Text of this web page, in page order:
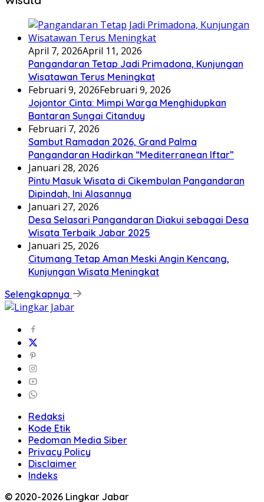
April 7, 2026April 11, 2026
Pangandaran Tetap Jadi Primadona, Kunjungan
Wisatawan Terus Meningkat
Februari 9, 2026Februari 9, 2026
Jojontor Cinta: Mimpi Warga Menghidupkan
Bantaran Sungai Citanduy
Februari 7, 2026
Sambut Ramadan 2026, Grand Palma
Pangandaran Hadirkan “Mediterranean Iftar”
Januari 28, 2026
Pintu Masuk Wisata di Cikembulan Pangandaran
Dipindah, Ini Alasannya
Januari 27, 2026
Desa Selasari Pangandaran Diakui sebagai Desa
Wisata Terbaik Jabar 2025
Januari 25, 2026
Citumang Tetap Aman Meski Angin Kencang,
Kunjungan Wisata Meningkat
Selengkapnya
Redaksi
Kode Etik
Pedoman Media Siber
Privacy Policy
Disclaimer
Indeks
© 2020-2026 Lingkar Jabar